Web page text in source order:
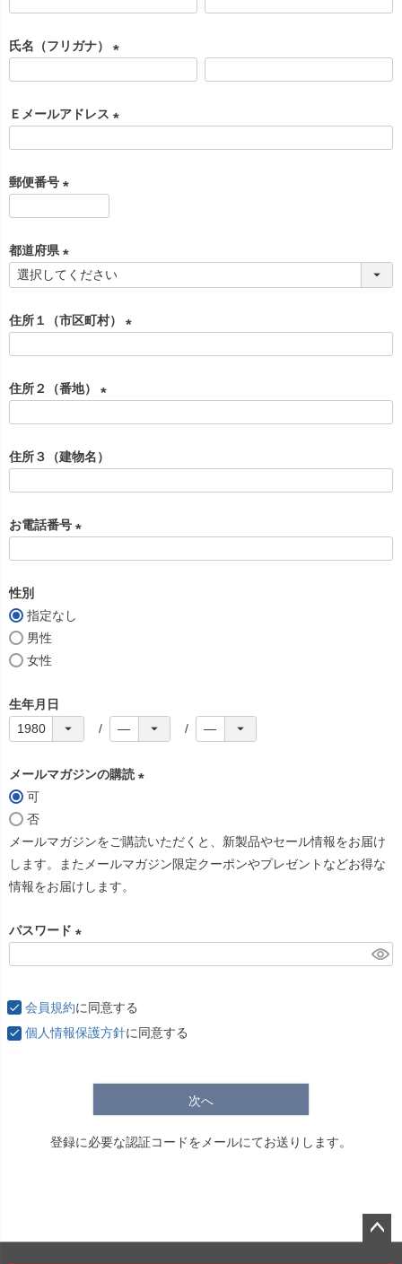
須
氏名（フリガナ）
須
Ｅメールアドレス
郵便番号
須
)
都道府県
(
須
住所１（市区町村）
住所２（番地）
須
住所３（建物名）
お電話番号
性別
指定なし
男性
女性
生年月日
メールマガジンの購読
須
)
可
否
メールマガジンをご購読いただくと、新製品やセール情報をお届け
します。またメールマガジン限定クーポンやプレゼントなどお得な
情報をお届けします。
パスワード
須
)
会員規約に同意する
個人情報保護方針に同意する
次へ
登録に必要な認証コードをメールにてお送りします。